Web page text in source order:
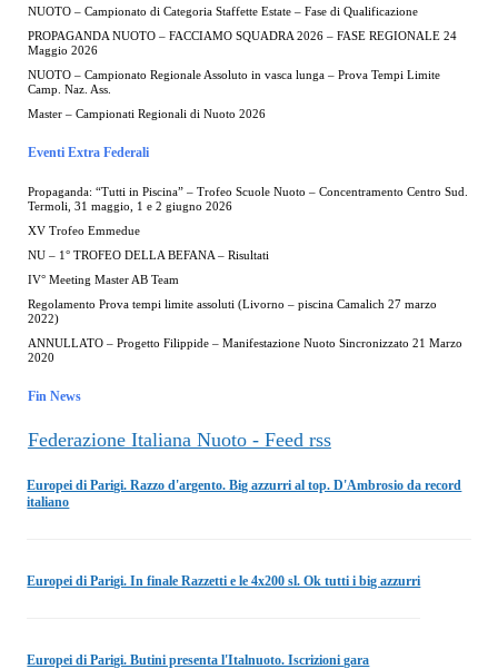
NUOTO – Campionato di Categoria Staffette Estate – Fase di Qualificazione
PROPAGANDA NUOTO – FACCIAMO SQUADRA 2026 – FASE REGIONALE 24
Maggio 2026
NUOTO – Campionato Regionale Assoluto in vasca lunga – Prova Tempi Limite
Camp. Naz. Ass.
Master – Campionati Regionali di Nuoto 2026
Eventi Extra Federali
Propaganda: “Tutti in Piscina” – Trofeo Scuole Nuoto – Concentramento Centro Sud.
Termoli, 31 maggio, 1 e 2 giugno 2026
XV Trofeo Emmedue
NU – 1° TROFEO DELLA BEFANA – Risultati
IV° Meeting Master AB Team
Regolamento Prova tempi limite assoluti (Livorno – piscina Camalich 27 marzo
2022)
ANNULLATO – Progetto Filippide – Manifestazione Nuoto Sincronizzato 21 Marzo
2020
Fin News
Federazione Italiana Nuoto - Feed rss
Europei di Parigi. Razzo d'argento. Big azzurri al top. D'Ambrosio da record
italiano
Europei di Parigi. In finale Razzetti e le 4x200 sl. Ok tutti i big azzurri
Europei di Parigi. Butini presenta l'Italnuoto. Iscrizioni gara